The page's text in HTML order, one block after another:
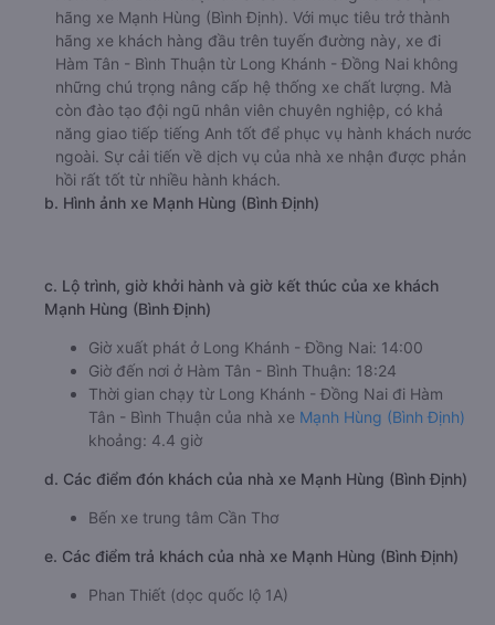
Nếu bạn đang tìm kiếm một hãng xe khách chất lượng,
giá rẻ trên tuyến đường từ Long Khánh - Đồng Nai đến
Hàm Tân - Bình Thuận thì chắc hẳn không nên bỏ qua
hãng xe Mạnh Hùng (Bình Định). Với mục tiêu trở thành
hãng xe khách hàng đầu trên tuyến đường này, xe đi
Hàm Tân - Bình Thuận từ Long Khánh - Đồng Nai không
những chú trọng nâng cấp hệ thống xe chất lượng. Mà
còn đào tạo đội ngũ nhân viên chuyên nghiệp, có khả
năng giao tiếp tiếng Anh tốt để phục vụ hành khách nước
b. Hình ảnh xe Mạnh Hùng (Bình Định)
c. Lộ trình, giờ khởi hành và giờ kết thúc của xe khách
Mạnh Hùng (Bình Định)
Giờ xuất phát ở Long Khánh - Đồng Nai: 14:00
Giờ đến nơi ở Hàm Tân - Bình Thuận: 18:24
Thời gian chạy từ Long Khánh - Đồng Nai đi Hàm
khoảng: 4.4 giờ
d. Các điểm đón khách của nhà xe Mạnh Hùng (Bình Định)
Bến xe trung tâm Cần Thơ